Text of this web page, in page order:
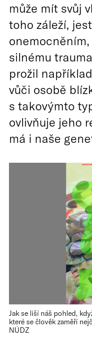
může mít svůj
toho záleží,
silnému
prožil
vůči osobě
s takovýmto
ovlivňuje jeho
má i naše
Jak se liší náš pohled,
které se člověk zaměří
NÚDZ